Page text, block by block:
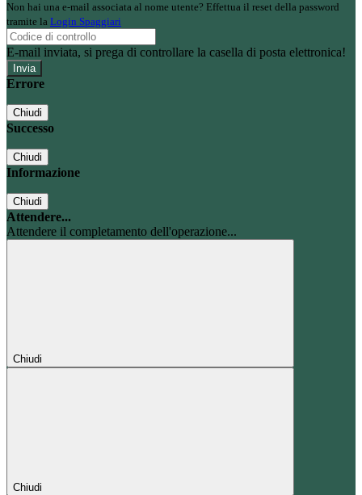
Non hai una e-mail associata al nome utente? Effettua il reset della password
tramite la Login Spaggiari
E-mail inviata, si prega di controllare la casella di posta elettronica!
Errore
Chiudi
Successo
Chiudi
Informazione
Chiudi
Attendere...
Attendere il completamento dell'operazione...
Chiudi
Chiudi